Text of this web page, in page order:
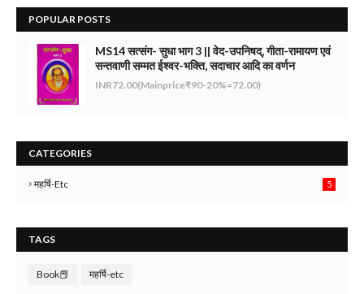
POPULAR POSTS
MS14 सत्संग- सुधा भाग 3 || वेद-उपनिषद्, गीता-रामायण एवं
सन्तवाणी सम्मत ईश्वर-भक्ति, सदाचार आदि का वर्णन
INR72.00(Mainprice₹90-20%=72.00)
CATEGORIES
महर्षि-Etc 5
TAGS
Book📕 महर्षि-etc